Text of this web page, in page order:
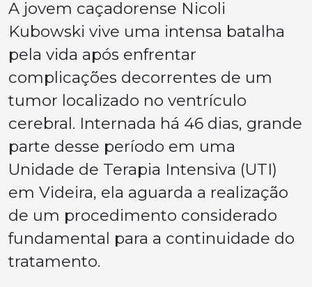
A jovem caçadorense Nicoli
Kubowski vive uma intensa batalha
pela vida após enfrentar
complicações decorrentes de um
tumor localizado no ventrículo
cerebral. Internada há 46 dias, grande
parte desse período em uma
Unidade de Terapia Intensiva (UTI)
em Videira, ela aguarda a realização
de um procedimento considerado
fundamental para a continuidade do
tratamento.